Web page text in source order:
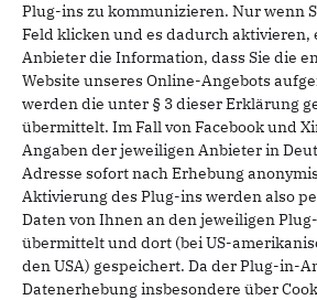
Plug-ins zu kommunizieren. Nur wenn
Feld klicken und es dadurch
Anbieter die Information, dass Sie die
Website unseres Online-Angebots
werden die unter § 3 dieser Erklärung
übermittelt. Im Fall von Facebook und
Angaben der jeweiligen Anbieter in
Adresse sofort nach Erhebung
Aktivierung des Plug-ins werden also
Daten von Ihnen an den jeweiligen
übermittelt und dort (bei US-
den USA) gespeichert. Da der Plug-in-
Datenerhebung insbesondere über